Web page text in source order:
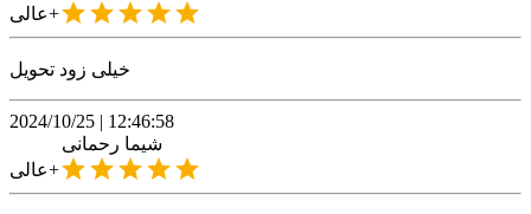
عالی+
خیلی زود تحویل
2024/10/25 | 12:46:58
شیما رحمانی
عالی+